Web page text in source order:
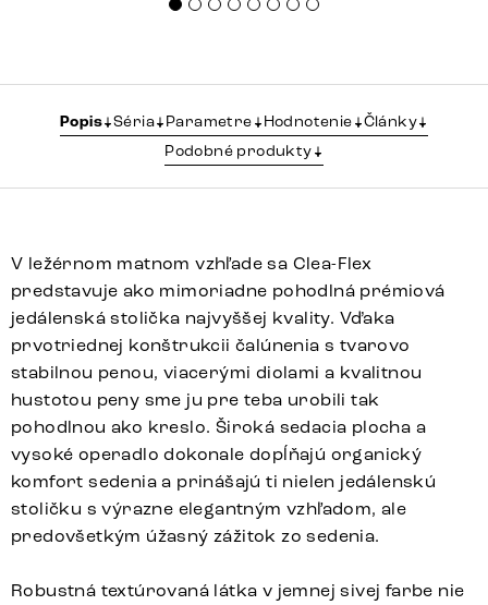
Popis Séria Parametre Hodnotenie
Články
Podobné produkty
V ležérnom matnom vzhľade sa Clea-Flex
predstavuje ako mimoriadne pohodlná prémiová
jedálenská stolička najvyššej kvality. Vďaka
prvotriednej konštrukcii čalúnenia s tvarovo
stabilnou penou, viacerými diolami a kvalitnou
hustotou peny sme ju pre teba urobili tak
pohodlnou ako kreslo. Široká sedacia plocha a
vysoké operadlo dokonale dopĺňajú organický
komfort sedenia a prinášajú ti nielen jedálenskú
stoličku s výrazne elegantným vzhľadom, ale
predovšetkým úžasný zážitok zo sedenia.
Robustná textúrovaná látka v jemnej sivej farbe nie